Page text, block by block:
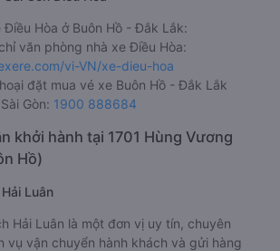
Điều Hòa ở Buôn Hồ - Đắk Lắk:
văn phòng nhà xe Điều Hòa:
vi-VN/xe-dieu-hoa
đặt mua vé xe Buôn Hồ - Đắk Lắk
Gòn: 1900 888684
khởi hành tại 1701 Hùng Vương
Hồ)
Luân
Hải Luân là một đơn vị uy tín, chuyên
vụ vận chuyển hành khách và gửi hàng